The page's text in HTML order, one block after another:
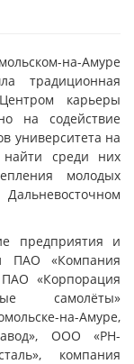
на-Амуре
традиционная
карьеры
на содействие
университета на
среди них
молодых
предприятия и
ПАО «Компания
«Корпорация
самолёты»
на-Амуре,
ООО «РН-
компания